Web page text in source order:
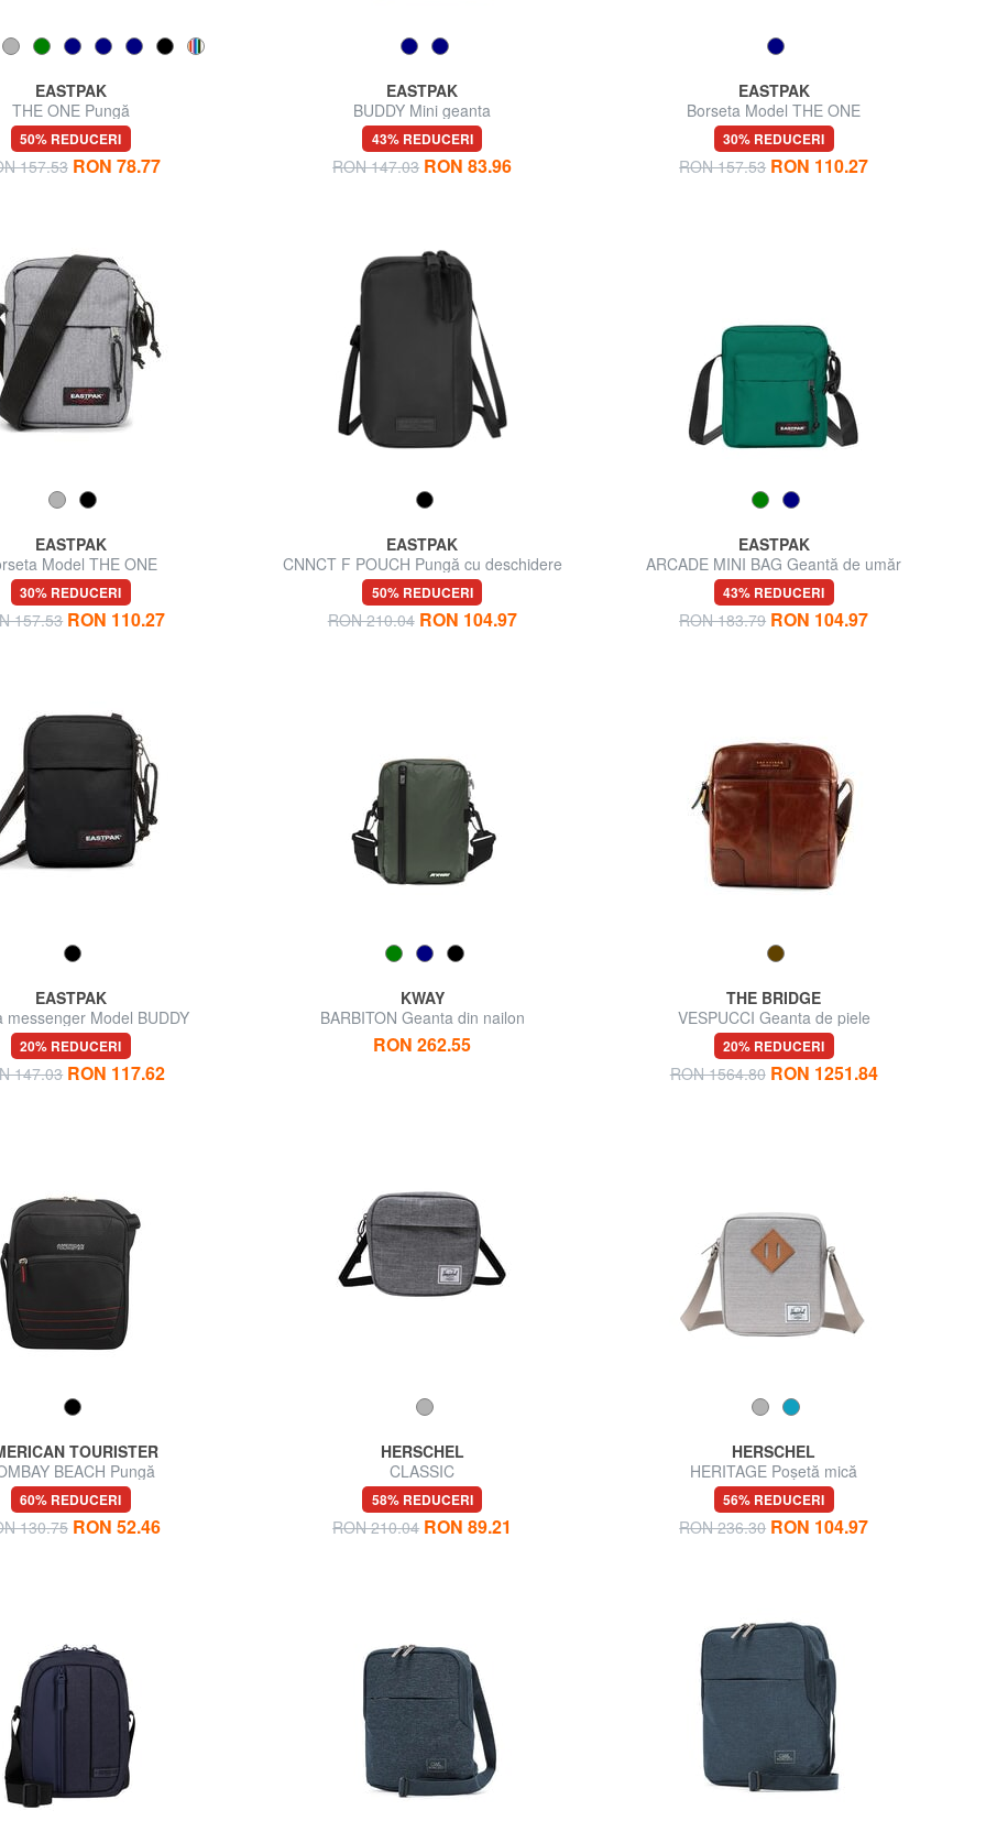
EASTPAK
THE ONE Pungă
50% REDUCERI
157.53 RON 78.77
EASTPAK
BUDDY Mini geanta
43% REDUCERI
RON 147.03 RON 83.96
EASTPAK
Borseta Model THE ONE
30% REDUCERI
RON 157.53 RON 110.27
EASTPAK
Model THE ONE
30% REDUCERI
157.53 RON 110.27
EASTPAK
CNNCT F POUCH Pungă cu deschidere
verticală
50% REDUCERI
RON 210.04 RON 104.97
EASTPAK
ARCADE MINI BAG Geantă de umăr
43% REDUCERI
RON 183.79 RON 104.97
EASTPAK
messenger Model BUDDY
20% REDUCERI
147.03 RON 117.62
KWAY
BARBITON Geanta din nailon
RON 262.55
THE BRIDGE
VESPUCCI Geanta de piele
20% REDUCERI
RON 1564.80 RON 1251.84
TOURISTER
BEACH Pungă
60% REDUCERI
130.75 RON 52.46
HERSCHEL
CLASSIC
58% REDUCERI
RON 210.04 RON 89.21
HERSCHEL
HERITAGE Poșetă mică
56% REDUCERI
RON 236.30 RON 104.97